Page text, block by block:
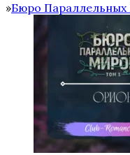
Водяная Лилия
Home
Бюро